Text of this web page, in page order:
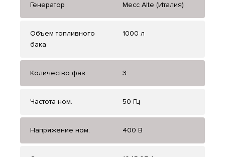
Генератор Mecc Alte (Италия)
Объем топливного
бака
1000 л
Количество фаз 3
Частота ном. 50 Гц
Напряжение ном. 400 В